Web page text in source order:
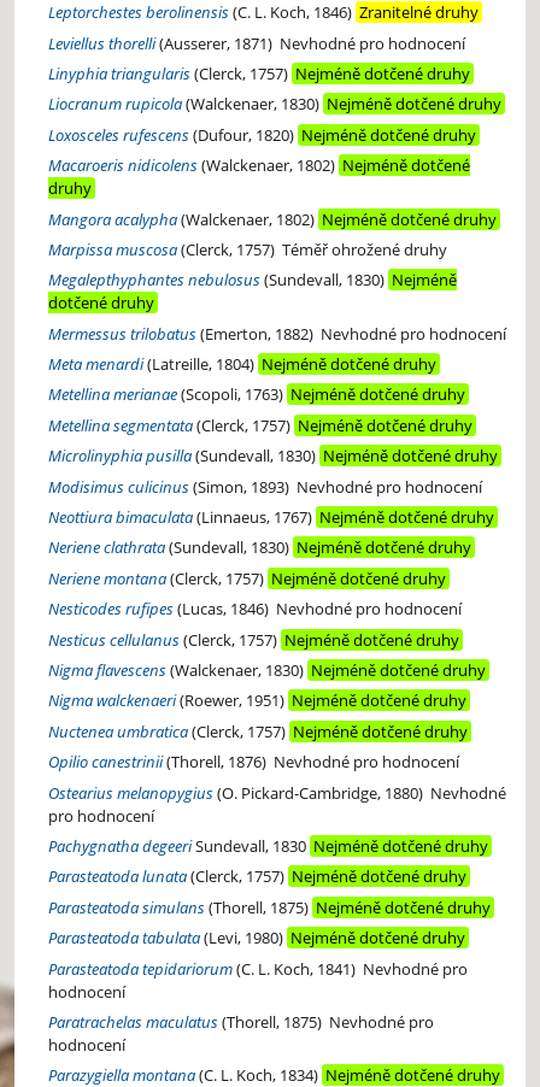
Leptorchestes berolinensis(C. L. Koch, 1846) Zranitelné druhy
Leviellus thorelli(Ausserer, 1871) Nevhodné pro hodnocení
Linyphia triangularis(Clerck, 1757) Nejméně dotčené druhy
Liocranum rupicola(Walckenaer, 1830) Nejméně dotčené druhy
Loxosceles rufescens(Dufour, 1820) Nejméně dotčené druhy
Macaroeris nidicolens(Walckenaer, 1802) Nejméně dotčené
druhy
Mangora acalypha(Walckenaer, 1802) Nejméně dotčené druhy
Marpissa muscosa(Clerck, 1757) Téměř ohrožené druhy
Megalepthyphantes nebulosus(Sundevall, 1830) Nejméně
dotčené druhy
Mermessus trilobatus(Emerton, 1882) Nevhodné pro hodnocení
Meta menardi(Latreille, 1804) Nejméně dotčené druhy
Metellina merianae(Scopoli, 1763) Nejméně dotčené druhy
Metellina segmentata(Clerck, 1757) Nejméně dotčené druhy
Microlinyphia pusilla(Sundevall, 1830) Nejméně dotčené druhy
Modisimus culicinus(Simon, 1893) Nevhodné pro hodnocení
Neottiura bimaculata(Linnaeus, 1767) Nejméně dotčené druhy
Neriene clathrata(Sundevall, 1830) Nejméně dotčené druhy
Neriene montana(Clerck, 1757) Nejméně dotčené druhy
Nesticodes rufipes(Lucas, 1846) Nevhodné pro hodnocení
Nesticus cellulanus(Clerck, 1757) Nejméně dotčené druhy
Nigma flavescens(Walckenaer, 1830) Nejméně dotčené druhy
Nigma walckenaeri(Roewer, 1951) Nejméně dotčené druhy
Nuctenea umbratica(Clerck, 1757) Nejméně dotčené druhy
Opilio canestrinii(Thorell, 1876) Nevhodné pro hodnocení
Ostearius melanopygius(O. Pickard-Cambridge, 1880) Nevhodné
pro hodnocení
Pachygnatha degeeriSundevall, 1830 Nejméně dotčené druhy
Parasteatoda lunata(Clerck, 1757) Nejméně dotčené druhy
Parasteatoda simulans(Thorell, 1875) Nejméně dotčené druhy
Parasteatoda tabulata(Levi, 1980) Nejméně dotčené druhy
Parasteatoda tepidariorum(C. L. Koch, 1841) Nevhodné pro
hodnocení
Paratrachelas maculatus(Thorell, 1875) Nevhodné pro
hodnocení
Parazygiella montana(C. L. Koch, 1834) Nejméně dotčené druhy